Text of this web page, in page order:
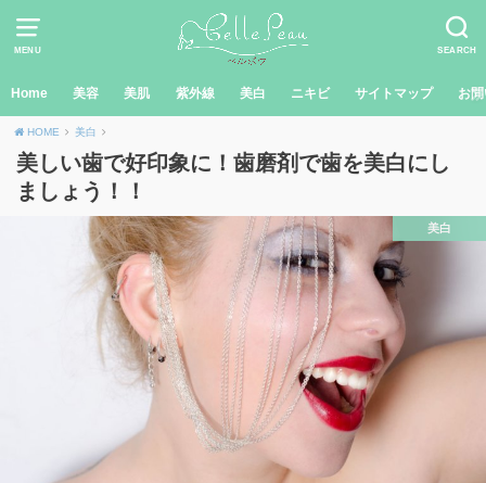
MENU SEARCH
Home 美容 美肌 紫外線 美白 ニキビ サイトマップ お
HOME 美白
美しい歯で好印象に！歯磨剤で歯を美白にし
ましょう！！
美白